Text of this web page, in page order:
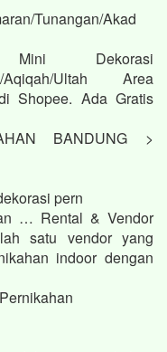
Tunangan/Akad
Dekorasi
Aqiqah/Ultah Area
Shopee. Ada Gratis
BANDUNG >
pern
… Rental & Vendor
satu vendor yang
indoor dengan